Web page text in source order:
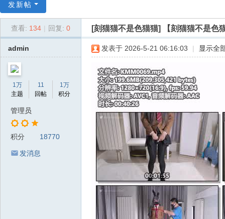
域
发新帖
查看: 134 回复: 0 [刻猫猫不是色猫猫] 【刻猫猫不是
admin
1万
主题
11
回帖
1万
积分
管理员
积分 18770
发消息
发表于 2026-5-21 06:16:03 显示全